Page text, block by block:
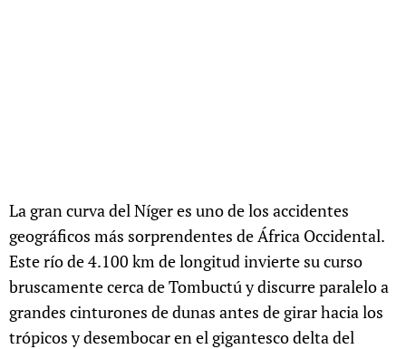
La gran curva del Níger es uno de los accidentes
geográficos más sorprendentes de África Occidental.
Este río de 4.100 km de longitud invierte su curso
bruscamente cerca de Tombuctú y discurre paralelo a
grandes cinturones de dunas antes de girar hacia los
trópicos y desembocar en el gigantesco delta del